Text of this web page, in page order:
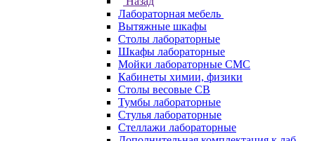
Лабораторная мебель
Вытяжные шкафы
Столы лабораторные
Шкафы лабораторные
Мойки лабораторные СМС
Кабинеты химии, физики
Столы весовые СВ
Тумбы лабораторные
Стулья лабораторные
Стеллажи лабораторные